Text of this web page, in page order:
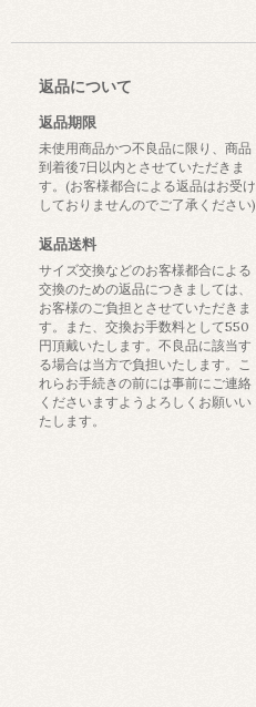
返品について
返品期限
未使用商品かつ不良品に限り、商品
到着後7日以内とさせていただきま
す。(お客様都合による返品はお受け
しておりませんのでご了承ください)
返品送料
サイズ交換などのお客様都合による
交換のための返品につきましては、
お客様のご負担とさせていただきま
す。また、交換お手数料として550
円頂戴いたします。不良品に該当す
る場合は当方で負担いたします。こ
れらお手続きの前には事前にご連絡
くださいますようよろしくお願いい
たします。